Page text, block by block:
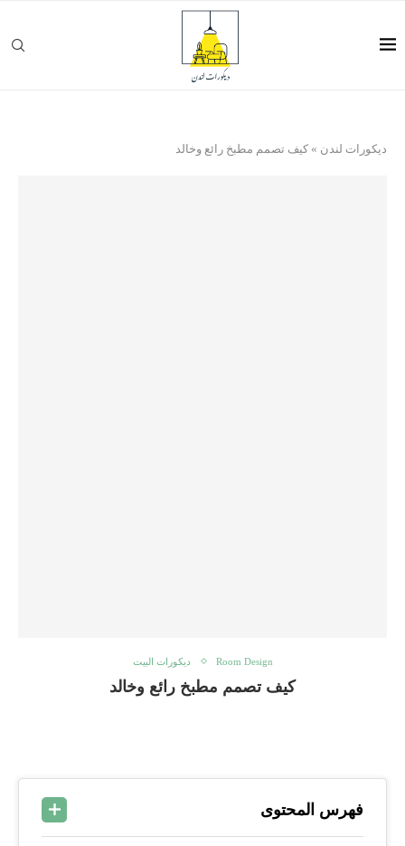
ديكورات لندن » كيف تصمم مطبخ رائع وخالد
Room Design ديكورات البيت
كيف تصمم مطبخ رائع وخالد
فهرس المحتوى